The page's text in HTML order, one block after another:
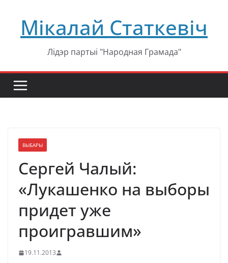
содержимому
Мікалай Статкевіч
Лідэр партыі "Народная Грамада"
ВЫБАРЫ
Сергей Чалый:
«Лукашенко на выборы
придет уже
проигравшим»
19.11.2013